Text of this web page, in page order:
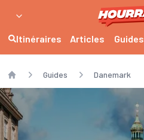
Itinéraires Articles Guides
Home
Guides Danemark